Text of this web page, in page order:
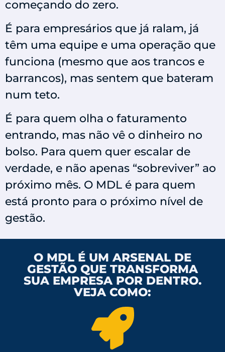
começando do zero.
É para empresários que já ralam, já
têm uma equipe e uma operação que
funciona (mesmo que aos trancos e
barrancos), mas sentem que bateram
num teto.
É para quem olha o faturamento
entrando, mas não vê o dinheiro no
bolso. Para quem quer escalar de
verdade, e não apenas “sobreviver” ao
próximo mês. O MDL é para quem
está pronto para o próximo nível de
gestão.
O MDL É UM ARSENAL DE
GESTÃO QUE TRANSFORMA
SUA EMPRESA POR DENTRO.
VEJA COMO: